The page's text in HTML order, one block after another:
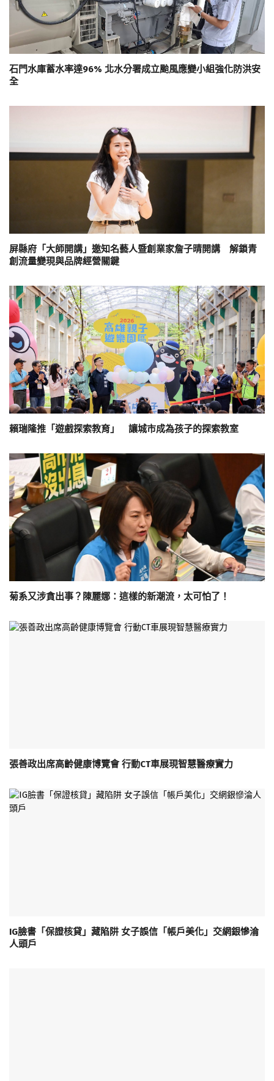
石門水庫蓄水率達96% 北水分署成立颱風應變小組強化防洪安
全
屏縣府「大師開講」邀知名藝人暨創業家詹子晴開講 解鎖青
創流量變現與品牌經營關鍵
賴瑞隆推「遊戲探索教育」 讓城市成為孩子的探索教室
菊系又涉貪出事？陳麗娜：這樣的新潮流，太可怕了！
張善政出席高齡健康博覽會 行動CT車展現智慧醫療實力
IG臉書「保證核貸」藏陷阱 女子誤信「帳戶美化」交網銀慘淪
人頭戶